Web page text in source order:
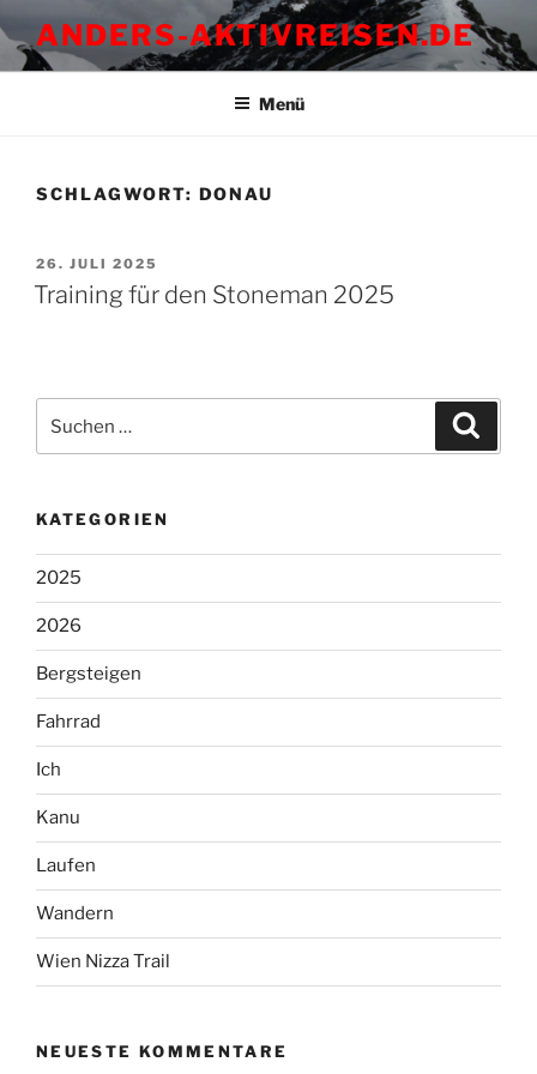
Inhalt
springen
ANDERS-AKTIVREISEN.DE
Menü
SCHLAGWORT: DONAU
VERÖFFENTLICHT
AM
26. JULI 2025
Training für den Stoneman 2025
nach:
KATEGORIEN
2025
2026
Bergsteigen
Fahrrad
Ich
Kanu
Laufen
Wandern
Wien Nizza Trail
NEUESTE KOMMENTARE